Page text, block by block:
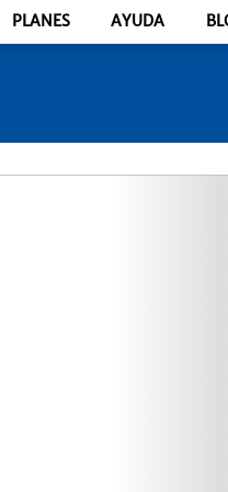
PLANES AYUDA